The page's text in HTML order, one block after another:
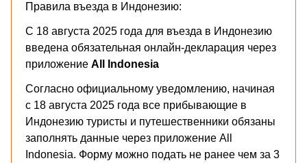
Правила въезда в Индонезию:
С 18 августа 2025 года для въезда в Индонезию
введена обязательная онлайн-декларация через
приложение All Indonesia
Согласно официальному уведомлению, начиная
с 18 августа 2025 года все прибывающие в
Индонезию туристы и путешественники обязаны
заполнять данные через приложение All
Indonesia. Форму можно подать не ранее чем за 3